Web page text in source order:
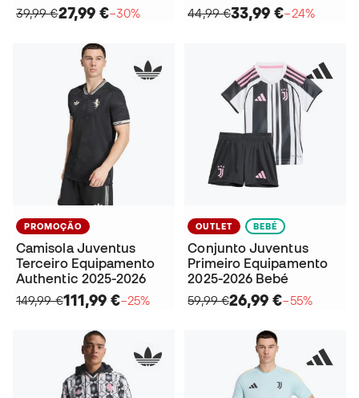
39,99 €27,99 €−30%
44,99 €33,99 €−24%
PROMOÇÃO
Camisola Juventus
Terceiro Equipamento
Authentic 2025-2026
149,99 €111,99 €−25%
OUTLET BEBÉ
Conjunto Juventus
Primeiro Equipamento
2025-2026 Bebé
59,99 €26,99 €−55%